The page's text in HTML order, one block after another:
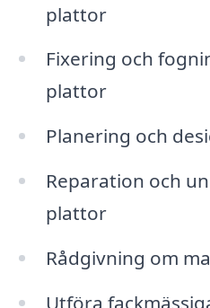
plattor
Fixering och
plattor
Planering och
Reparation och
plattor
Rådgivning om
Utföra